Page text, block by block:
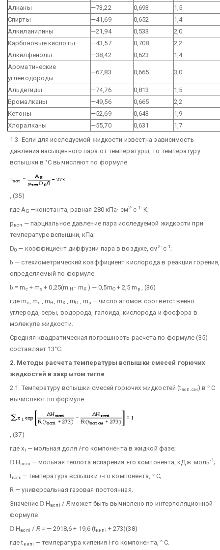
Алканы
—73,22 0,693
1,5
Спирты
—41,69 0,652
1,4
Алкиланилины
—21,94 0,533
2,0
Карбоновые кислоты
—43,57 0,708
2,2
Алкилфенолы
—38,42 0,623
1,4
Ароматические
углеводороды
—67,83 0,665 3,0
Альдегиды —74,76 0,813
1,5
Бромалканы
—49,56 0,665
2,2
Кетоны
—52,69 0,643
1,9
Хлоралканы
—55,70 0,631
1,7
1.3. Если для исследуемой жидкости известна зависимость
давления насыщенного пара от температуры, то температуру
вспышки в °С вычисляют по формуле
, (35)
где А Б—константа, равная 280 кПа· см2· с-1· К;
рвсп — парциальное давление пара исследуемой жидкости при
температуре вспышки, кПа;
D0 — коэффициент диффузии пара в воздухе, см2· с-1;
b — стехиометрический коэффициент кислорода в реакции горения,
определяемый по формуле
b = mc+ ms+ 0,25(m H- mX) — 0,5mO + 2,5 m p, (36)
где mc, ms , mH , mX, mO , mp — число атомов соответственно
углерода, серы, водорода, галоида, кислорода и фосфора в
молекуле жидкости.
Средняя квадратическая погрешность расчета по формуле (35)
составляет 13°С.
2. Методы расчета температуры вспышки смесей горючих
жидкостей в закрытом тигле
2.1. Температуру вспышки смесей горючих жидкостей (tвсп.см) в° С
вычисляют по формуле
, (37)
где хi — мольная доля i-го компонента в жидкой фазе;
D Hвспi — мольная теплота испарения i-го компонента, кДж· моль-1;
tвcni — температура вспышки i-го компонента, °С;
R — универсальная газовая постоянная.
Значение D Hвспi / Rможет быть вычислено по интерполяционной
формуле
D Hвспi / R = —2918,6 + 19,6 (tкипi + 273)(38)
где tкипi — температура кипения i-го компонента, ° С.